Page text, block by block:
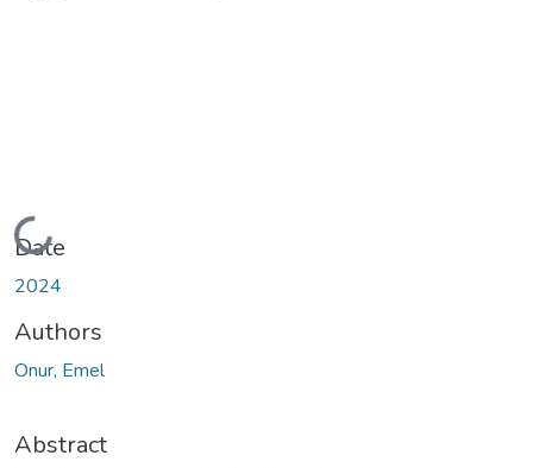
Loading...
Date
2024
Authors
Onur, Emel
Abstract